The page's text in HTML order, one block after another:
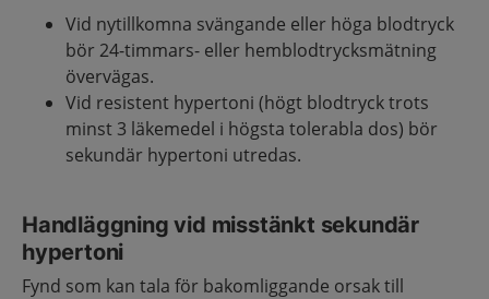
Vid nytillkomna svängande eller höga blodtryck
bör 24-timmars- eller hemblodtrycksmätning
övervägas.
Vid resistent hypertoni (högt blodtryck trots
minst 3 läkemedel i högsta tolerabla dos) bör
sekundär hypertoni utredas.
Handläggning vid misstänkt sekundär
hypertoni
Fynd som kan tala för bakomliggande orsak till